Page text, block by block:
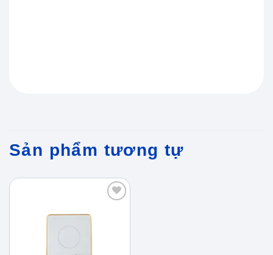
Sản phẩm tương tự